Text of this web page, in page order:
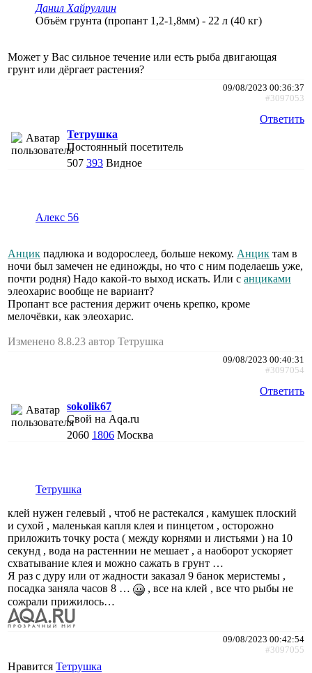
Данил Хайруллин
Объём грунта (пропант 1,2-1,8мм) - 22 л (40 кг)
Может у Вас сильное течение или есть рыба двигающая
грунт или дёргает растения?
09/08/2023 00:36:37
#3097053
Ответить
Тетрушка
Постоянный посетитель
507 393 Видное
Алекс 56
Анцик падлюка и водорослеед, больше некому. Анцик там в
ночи был замечен не единожды, но что с ним поделаешь уже,
почти родня) Надо какой-то выход искать. Или с анциками
элеохарис вообще не вариант?
Пропант все растения держит очень крепко, кроме
мелочёвки, как элеохарис.
Изменено 8.8.23 автор Тетрушка
09/08/2023 00:40:31
#3097054
Ответить
sokolik67
Свой на Aqa.ru
2060 1806 Москва
Тетрушка
клей нужен гелевый , чтоб не растекался , камушек плоский
и сухой , маленькая капля клея и пинцетом , осторожно
приложить точку роста ( между корнями и листьями ) на 10
секунд , вода на растеннии не мешает , а наоборот ускоряет
схватывание клея и можно сажать в грунт …
Я раз с дуру или от жадности заказал 9 банок меристемы ,
посадка заняла часов 8 …
, все на клей , все что рыбы не
сожрали прижилось…
09/08/2023 00:42:54
#3097055
Нравится Тетрушка